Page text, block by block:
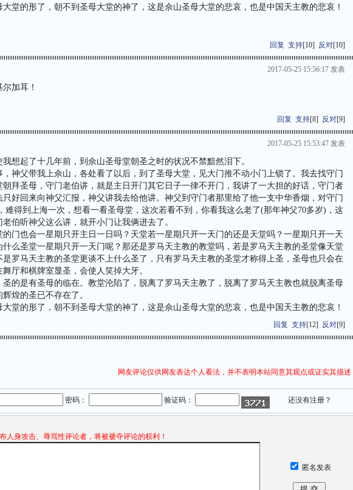
堂的形了，朝不到圣母大堂的神了，这是佘山圣母大堂的悲哀，也是中国天主教的悲哀！
回复 支持[10] 反对[10]
2017-05-25 15:56:17 发表
加耳！
回复 支持[8] 反对[9]
2017-05-25 15:53:47 发表
想起了十几年前，到佘山圣母堂朝圣之时的状况不禁黯然泪下。
神父带我上佘山，各处看了以后，到了圣母大堂，见大门推不动小门上锁了。我去找守门
拜圣母，守门老伯讲，就是主日开门其它日子一律不开门，我讲了一大担的好话，守门者
好回来向神父汇报，神父讲我去给他讲。神父到守门者那里给了他一支中华香烟，对守门
难得到上海一次，想看一看圣母堂，这次若看不到，你看我这么老了(那年神父70多岁)，这
伯听神父这么讲，就开小门让我俩进去了。
门也会一星期只开主日一日吗？天堂若一星期只开一天门的还是天堂吗？一星期只开一天
么圣堂一星期只开一天门呢？那还是罗马天主教的教堂吗，若是罗马天主教的圣堂像天堂
罗马天主教的圣堂更谈不上什么圣了，只有罗马天主教的圣堂才称得上圣，圣母也只会在
厅和棋牌室显圣，会使人笑掉大牙。
的是有圣母的临在。教堂沦陷了，脱离了罗马天主教了，脱离了罗马天主教也就脱离圣母
煌的圣已不存在了。
堂的形了，朝不到圣母大堂的神了，这是佘山圣母大堂的悲哀，也是中国天主教的悲哀！
回复 支持[12] 反对[9]
网友评论仅供网友表达个人看法，并不表明本站同意其观点或证实其描述
密码： 验证码： 还没有注册？
人身攻击、辱骂性评论者，将被褫夺评论的权利！
匿名发表